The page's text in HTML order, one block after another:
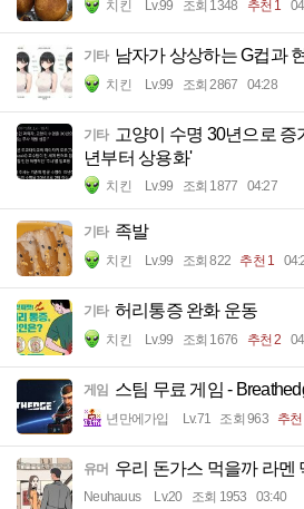
치킨 Lv.99 조회 1348 추천 1
기타 남자가 상상하는 G컵과
치킨 Lv.99 조회 2867 04:28
기타 고양이 수명 30년으로 증
년부터 상용화'
치킨 Lv.99 조회 1877 04:27
기타 족발
치킨 Lv.99 조회 822 추천 1
기타 허리통증 완화 운동
치킨 Lv.99 조회 1676 추천 2
게임 스팀 무료 게임 -
년만에가입 Lv.71 조회 963 추
유머 우리 돈가스 먹을까 라멘
Neuhauus Lv.20 조회 1953 03:40